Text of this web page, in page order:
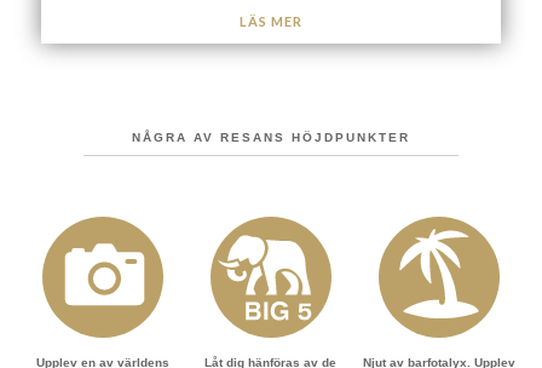
LÄS MER
NÅGRA AV RESANS HÖJDPUNKTER
Upplev en av världens
Låt dig hänföras av de
Njut av barfotalyx. Upplev